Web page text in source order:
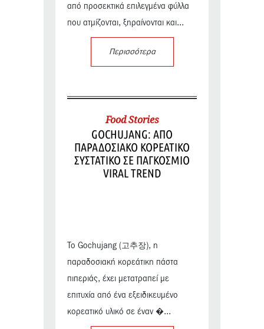
από προσεκτικά επιλεγμένα φύλλα
που ατμίζονται, ξηραίνονται και...
Περισσότερα
Food Stories
GOCHUJANG: ΑΠΟ
ΠΑΡΑΔΟΣΙΑΚΟ ΚΟΡΕΑΤΙΚΟ
ΣΥΣΤΑΤΙΚΟ ΣΕ ΠΑΓΚΟΣΜΙΟ
VIRAL TREND
Το Gochujang (고추장), η
παραδοσιακή κορεάτικη πάστα
πιπεριάς, έχει μετατραπεί με
επιτυχία από ένα εξειδικευμένο
κορεατικό υλικό σε έναν �...